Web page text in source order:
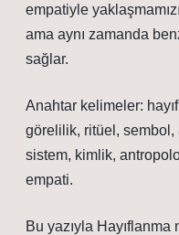
empatiyle
ama aynı zamanda
sağlar.
Anahtar kelimeler:
görelilik, ritüel, sembol,
sistem, kimlik,
empati.
Bu yazıyla